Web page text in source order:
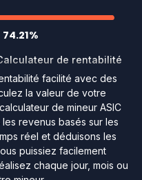
74.21%
de rentabilité
facilité avec des
la valeur de votre
de mineur ASIC
revenus basés sur les
réel et déduisons les
puissiez facilement
chaque jour, mois ou